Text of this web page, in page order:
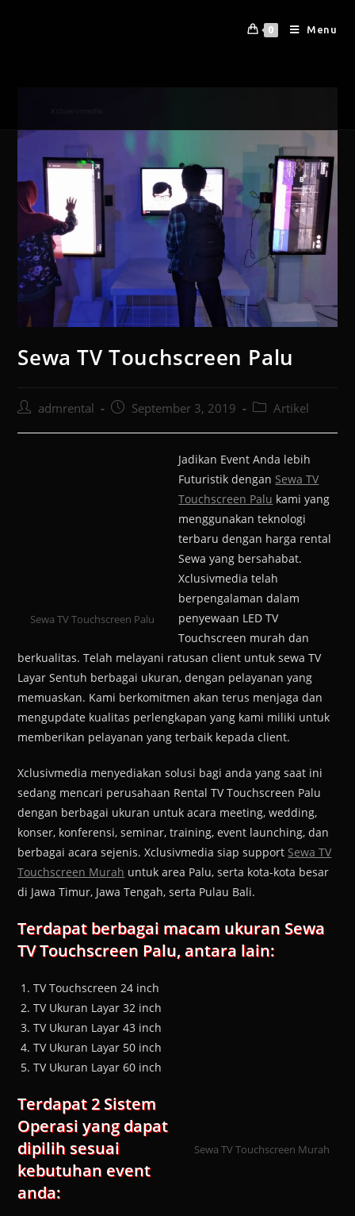
0 Menu
Sewa TV Touchscreen Palu
admrental September 3, 2019 Artikel
Sewa TV Touchscreen Palu
Jadikan Event Anda lebih
Futuristik dengan Sewa TV
Touchscreen Palu kami yang
menggunakan teknologi
terbaru dengan harga rental
Sewa yang bersahabat.
Xclusivmedia telah
berpengalaman dalam
penyewaan LED TV
Touchscreen murah dan
berkualitas. Telah melayani ratusan client untuk sewa TV
Layar Sentuh berbagai ukuran, dengan pelayanan yang
memuaskan. Kami berkomitmen akan terus menjaga dan
mengupdate kualitas perlengkapan yang kami miliki untuk
memberikan pelayanan yang terbaik kepada client.
Xclusivmedia menyediakan solusi bagi anda yang saat ini
sedang mencari perusahaan Rental TV Touchscreen Palu
dengan berbagai ukuran untuk acara meeting, wedding,
konser, konferensi, seminar, training, event launching, dan
berbagai acara sejenis. Xclusivmedia siap support Sewa TV
Touchscreen Murah untuk area Palu, serta kota-kota besar
di Jawa Timur, Jawa Tengah, serta Pulau Bali.
Terdapat berbagai macam ukuran Sewa
TV Touchscreen Palu, antara lain:
Sewa TV Touchscreen Murah
TV Touchscreen 24 inch
TV Ukuran Layar 32 inch
TV Ukuran Layar 43 inch
TV Ukuran Layar 50 inch
TV Ukuran Layar 60 inch
Terdapat 2 Sistem
Operasi yang dapat
dipilih sesuai
kebutuhan event
anda: